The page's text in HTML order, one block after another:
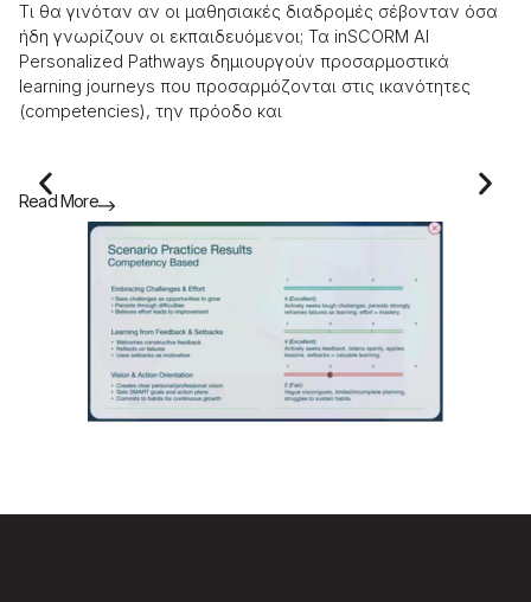
Τι θα γινόταν αν οι μαθησιακές διαδρομές σέβονταν όσα
ήδη γνωρίζουν οι εκπαιδευόμενοι; Τα inSCORM AI
Personalized Pathways δημιουργούν προσαρμοστικά
learning journeys που προσαρμόζονται στις ικανότητες
(competencies), την πρόοδο και
Read More